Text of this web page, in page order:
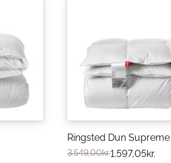
Ringsted Dun
3.549,00kr.1.597,05kr.